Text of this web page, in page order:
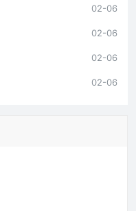
02-06
02-06
02-06
02-06